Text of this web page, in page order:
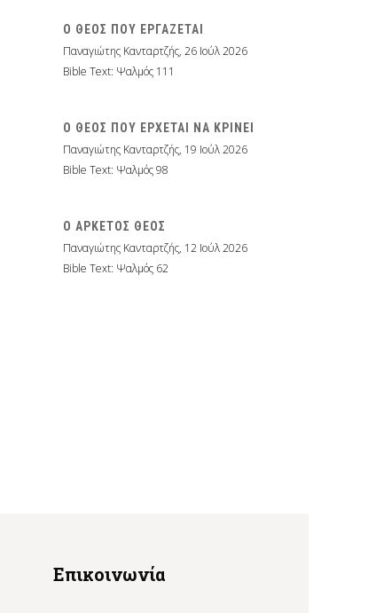
Ο ΘΕΟΣ ΠΟΥ ΕΡΓΑΖΕΤΑΙ
Παναγιώτης Κανταρτζής,26 Ιούλ 2026
Bible Text: Ψαλμός 111
Ο ΘΕΟΣ ΠΟΥ ΕΡΧΕΤΑΙ ΝΑ ΚΡΙΝΕΙ
Παναγιώτης Κανταρτζής, 19 Ιούλ 2026
Bible Text: Ψαλμός 98
Ο ΑΡΚΕΤΟΣ ΘΕΟΣ
Παναγιώτης Κανταρτζής, 12 Ιούλ 2026
Bible Text: Ψαλμός 62
Επικοινωνία